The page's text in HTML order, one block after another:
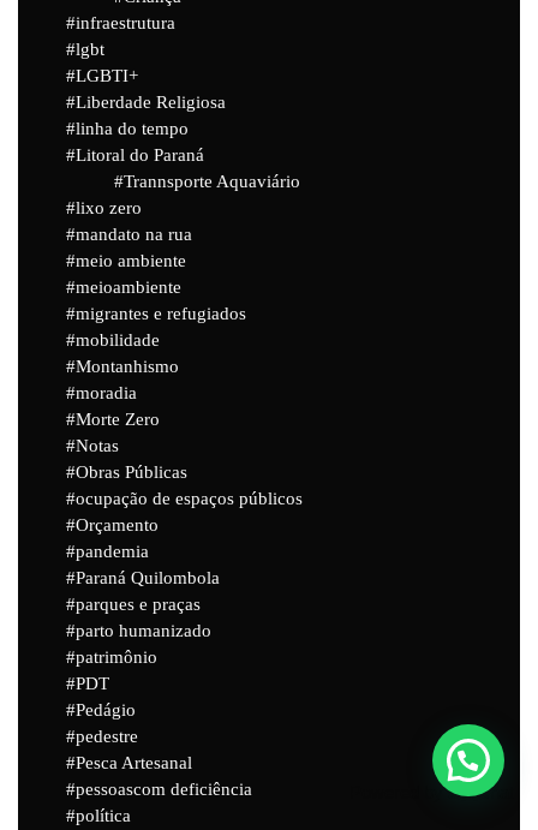
infraestrutura
lgbt
LGBTI+
Liberdade Religiosa
linha do tempo
Litoral do Paraná
Trannsporte Aquaviário
lixo zero
mandato na rua
meio ambiente
meioambiente
migrantes e refugiados
mobilidade
Montanhismo
moradia
Morte Zero
Notas
Obras Públicas
ocupação de espaços públicos
Orçamento
pandemia
Paraná Quilombola
parques e praças
parto humanizado
patrimônio
PDT
Pedágio
pedestre
Pesca Artesanal
pessoascom deficiência
política
Powered byJoinchat